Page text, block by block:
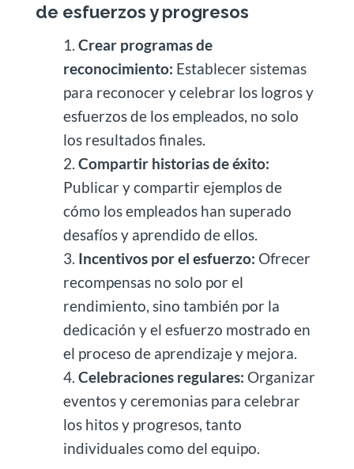
de esfuerzos y progresos
Crear programas de
reconocimiento: Establecer sistemas
para reconocer y celebrar los logros y
esfuerzos de los empleados, no solo
los resultados finales.
Compartir historias de éxito:
Publicar y compartir ejemplos de
cómo los empleados han superado
desafíos y aprendido de ellos.
Incentivos por el esfuerzo: Ofrecer
recompensas no solo por el
rendimiento, sino también por la
dedicación y el esfuerzo mostrado en
el proceso de aprendizaje y mejora.
Celebraciones regulares: Organizar
eventos y ceremonias para celebrar
los hitos y progresos, tanto
individuales como del equipo.